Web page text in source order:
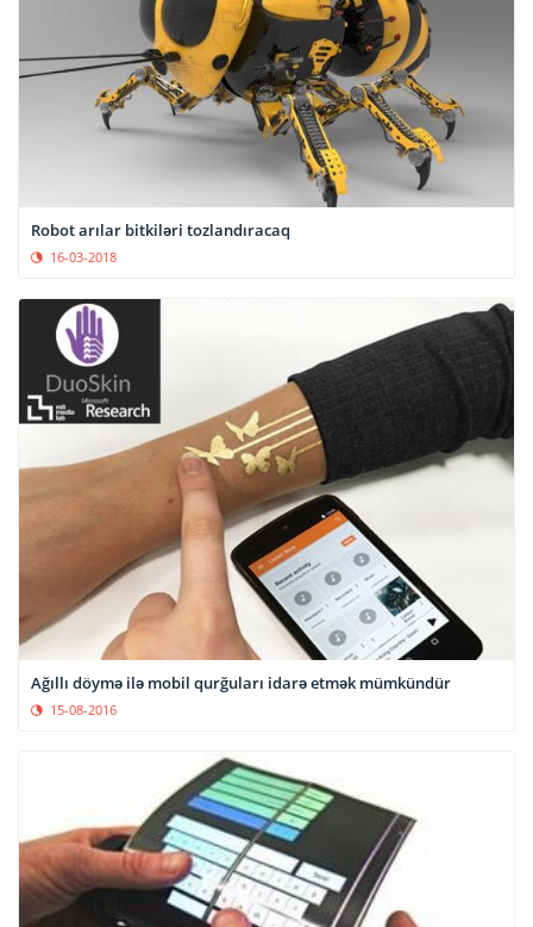
Robot arılar bitkiləri tozlandıracaq
16-03-2018
Ağıllı döymə ilə mobil qurğuları idarə etmək mümkündür
15-08-2016